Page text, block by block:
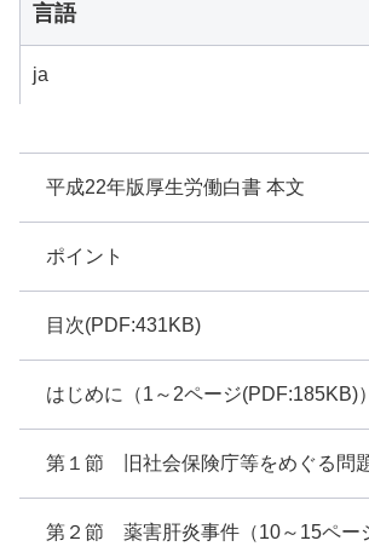
平成22年版厚生労働白書 本文
ポイント
目次(PDF:431KB)
はじめに（1～2ページ(PDF:185KB)）
第１節 旧社会保険庁等をめぐる問
第２節 薬害肝炎事件（10～15ペー
言語
ja